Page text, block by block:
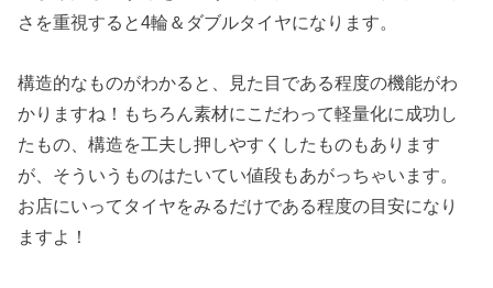
さを重視すると4輪＆ダブルタイヤになります。
構造的なものがわかると、見た目である程度の機能がわ
かりますね！もちろん素材にこだわって軽量化に成功し
たもの、構造を工夫し押しやすくしたものもあります
が、そういうものはたいてい値段もあがっちゃいます。
お店にいってタイヤをみるだけである程度の目安になり
ますよ！